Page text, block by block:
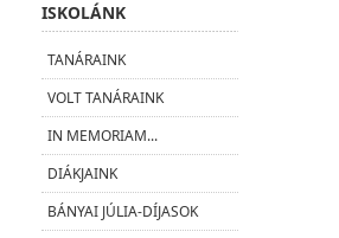
ISKOLÁNK
TANÁRAINK
VOLT TANÁRAINK
IN MEMORIAM...
DIÁKJAINK
BÁNYAI JÚLIA-DÍJASOK